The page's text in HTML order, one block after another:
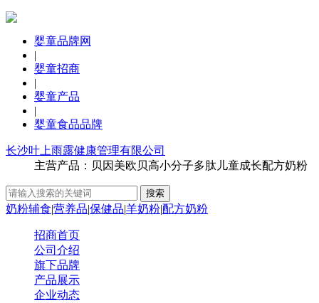
婴童品牌网
|
婴童招商
|
婴童产品
|
婴童食品品牌
长沙叶上雨露健康管理有限公司
主营产品：贝因美欧贝高小分子多肽儿童成长配方奶粉
奶粉辅食|营养品|保健品|羊奶粉|配方奶粉
招商首页
公司介绍
旗下品牌
产品展示
企业动态